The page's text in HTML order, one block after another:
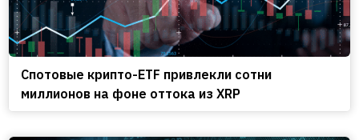
Спотовые крипто-ETF привлекли сотни
миллионов на фоне оттока из XRP